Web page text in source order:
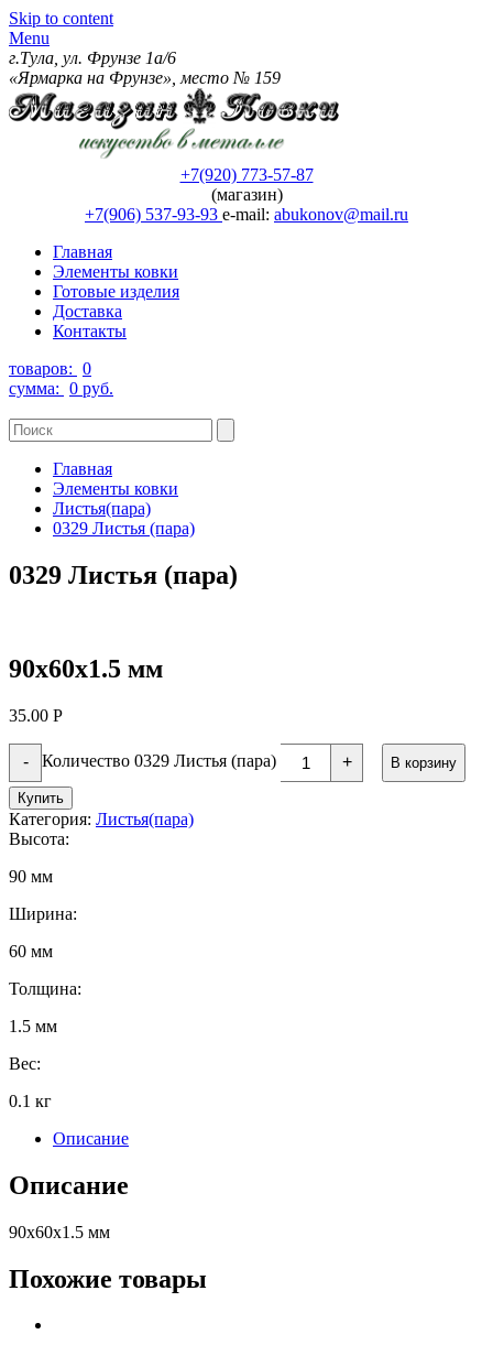
Skip to content
Menu
г.Тула, ул. Фрунзе 1а/6
«Ярмарка на Фрунзе», место № 159
+7(920) 773-57-87
(магазин)
+7(906) 537-93-93 e-mail: abukonov@mail.ru
Главная
Элементы ковки
Готовые изделия
Доставка
Контакты
товаров: 0
сумма: 0 руб.
Главная
Элементы ковки
Листья(пара)
0329 Листья (пара)
0329 Листья (пара)
90х60х1.5 мм
35.00 Р
- Количество 0329 Листья (пара) + В корзину
Купить
Категория: Листья(пара)
Высота:
90 мм
Ширина:
60 мм
Толщина:
1.5 мм
Вес:
0.1 кг
Описание
Описание
90х60х1.5 мм
Похожие товары